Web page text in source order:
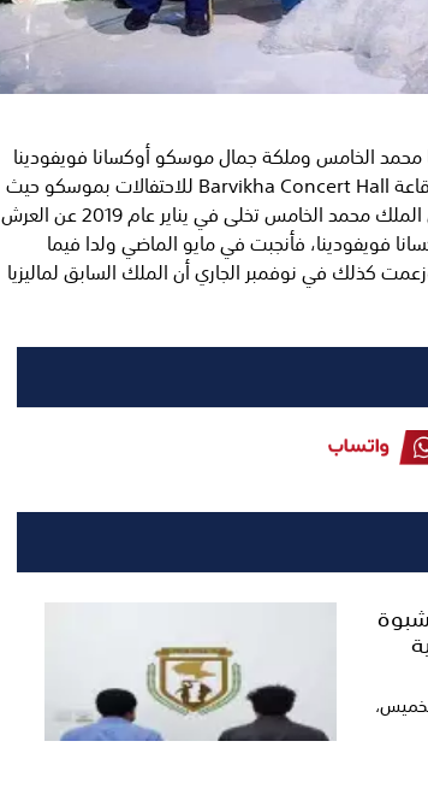
الخامس وملكة جمال موسكو أوكسانا فويفودينا
يذكر أن حفل الزفاف أقيم في 22 نوفمبر عام 2018 في قاعة Barvikha Concert Hall للاحتفالات بموسكو حيث
أقسم الزوجان على الوفاء إلى الأبد لبعضهما البعض لكن الملك محمد الخامس تخلى في يناير عام 2019 عن العرش
فويفودينا، فأنجبت في مايو الماضي ولدا فيما
بطلاقهما. وزعمت كذلك في نوفمبر الجاري أن الملك السابق لماليزيا